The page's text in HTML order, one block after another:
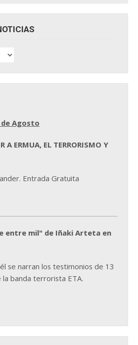
de Agosto
A ERMUA, EL TERRORISMO Y
Entrada Gratuita
entre mil" de Iñaki Arteta en
se narran los testimonios de 13
la banda terrorista ETA.